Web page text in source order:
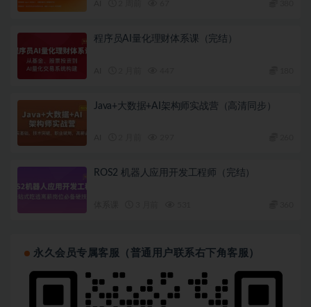
程序员AI量化理财体系课（完结）
Java+大数据+AI架构师实战营（高清同步）
ROS2 机器人应用开发工程师（完结）
永久会员专属客服（普通用户联系右下角客服）